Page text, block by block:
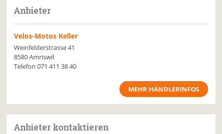
Anbieter
Velos-Motos Keller
Weinfelderstrasse 41
8580 Amriswil
Telefon071 411 38 40
MEHR HÄNDLERINFOS
Anbieter kontaktieren